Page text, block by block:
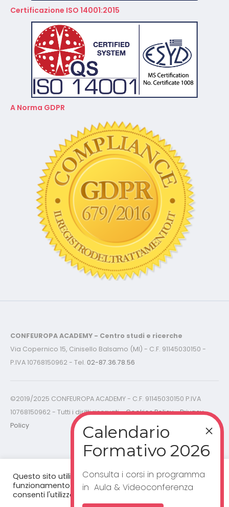
Certificazione ISO 14001:2015
A Norma GDPR
CONFEUROPA ACADEMY - Centro studi e ricerche
Via Copernico 15, Cinisello Balsamo (MI) - C.F. 91145030150 -
©2019/2025 CONFEUROPA ACADEMY - C.F. 91145030150 P.IVA
Questo sito utilizza cookie per un corretto
funzionamento del sito web. Cliccando "accetta”,
consenti l'utilizzo dei cookie.
Consulta i corsi in programma
in Aula & Videoconferenza